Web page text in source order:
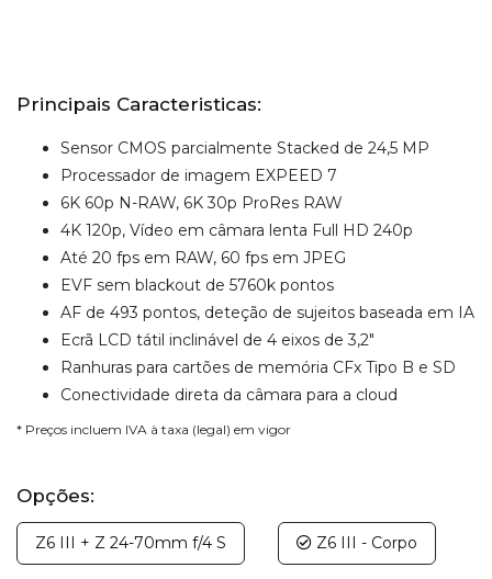
Principais Caracteristicas:
Sensor CMOS parcialmente Stacked de 24,5 MP
Processador de imagem EXPEED 7
6K 60p N-RAW, 6K 30p ProRes RAW
4K 120p, Vídeo em câmara lenta Full HD 240p
Até 20 fps em RAW, 60 fps em JPEG
EVF sem blackout de 5760k pontos
AF de 493 pontos, deteção de sujeitos baseada em IA
Ecrã LCD tátil inclinável de 4 eixos de 3,2"
Ranhuras para cartões de memória CFx Tipo B e SD
Conectividade direta da câmara para a cloud
* Preços incluem IVA à taxa (legal) em vigor
Opções:
Z6 III + Z 24-70mm f/4 S Z6 III - Corpo